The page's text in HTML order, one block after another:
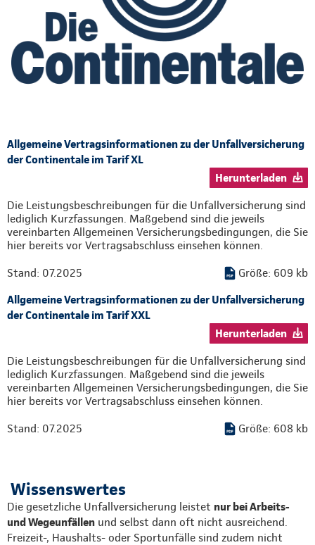
Allgemeine Vertragsinformationen zu der Unfallversicherung
der Continentale im Tarif XL
Herunterladen
Die Leistungsbeschreibungen für die Unfallversicherung sind
lediglich Kurzfassungen. Maßgebend sind die jeweils
vereinbarten Allgemeinen Versicherungsbedingungen, die Sie
hier bereits vor Vertragsabschluss einsehen können.
Stand: 07.2025
Größe: 609 kb
Allgemeine Vertragsinformationen zu der Unfallversicherung
der Continentale im Tarif XXL
Herunterladen
Die Leistungsbeschreibungen für die Unfallversicherung sind
lediglich Kurzfassungen. Maßgebend sind die jeweils
vereinbarten Allgemeinen Versicherungsbedingungen, die Sie
hier bereits vor Vertragsabschluss einsehen können.
Stand: 07.2025 Größe: 608 kb
Wissenswertes
Die gesetzliche Unfallversicherung leistet nur bei Arbeits-
und Wegeunfällen und selbst dann oft nicht ausreichend.
Freizeit-, Haushalts- oder Sportunfälle sind zudem nicht